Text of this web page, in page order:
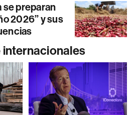
se preparan
2026” y sus